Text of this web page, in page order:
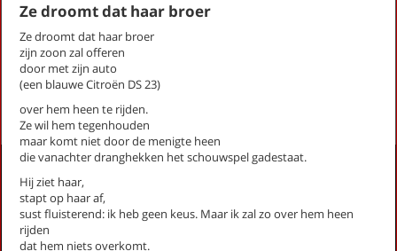
Tempel
Ze droomt dat haar broer
Ze kneedt het deeg met haar vuisten
«First‹Previous
1 ›Next»Last
Ze droomt dat haar broer
Ze droomt dat haar broer
zijn zoon zal offeren
door met zijn auto
(een blauwe Citroën DS 23)
over hem heen te rijden.
Ze wil hem tegenhouden
maar komt niet door de menigte heen
die vanachter dranghekken het schouwspel gadestaat.
Hij ziet haar,
stapt op haar af,
sust fluisterend: ik heb geen keus. Maar ik zal zo over hem heen
rijden
dat hem niets overkomt.
Activiteiten
Lezingen door en over schrijvers
Stadsdichtersduo van Zeist
Boek & Film